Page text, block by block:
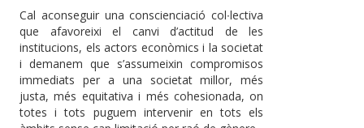
Cal aconseguir una conscienciació col∙lectiva
que afavoreixi el canvi d’actitud de les
institucions, els actors econòmics i la societat
i demanem que s’assumeixin compromisos
immediats per a una societat millor, més
justa, més equitativa i més cohesionada, on
totes i tots puguem intervenir en tots els